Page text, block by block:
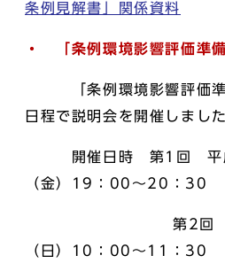
条例見解書」関係資料
・ 「条例環境影響評価準
「条例環境影響評価準
日程で説明会を開催しました
開催日時 第1回 平成
（金）19：00～20：30
第2回 平成30
（日）10：00～11：30